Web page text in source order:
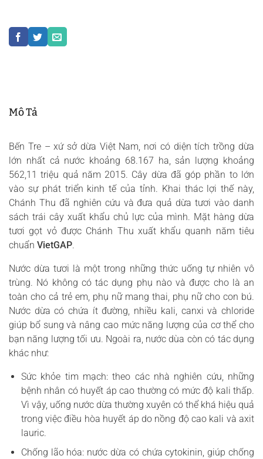
Mô Tả
Bến Tre – xứ sở dừa Việt Nam, nơi có diện tích trồng dừa
lớn nhất cả nước khoảng 68.167 ha, sản lượng khoảng
562,11 triệu quả năm 2015. Cây dừa đã góp phần to lớn
vào sự phát triển kinh tế của tỉnh. Khai thác lợi thế này,
Chánh Thu đã nghiên cứu và đưa quả dừa tươi vào danh
sách trái cây xuất khẩu chủ lực của mình. Mặt hàng dừa
tươi gọt vỏ được Chánh Thu xuất khẩu quanh năm tiêu
chuẩn VietGAP.
Nước dừa tươi là một trong những thức uống tự nhiên vô
trùng. Nó không có tác dụng phụ nào và được cho là an
toàn cho cả trẻ em, phụ nữ mang thai, phụ nữ cho con bú.
Nước dừa có chứa ít đường, nhiều kali, canxi và chloride
giúp bổ sung và nâng cao mức năng lượng của cơ thể cho
bạn năng lượng tối ưu. Ngoài ra, nước dùa còn có tác dụng
khác như:
Sức khỏe tim mạch: theo các nhà nghiên cứu, những
bệnh nhân có huyết áp cao thường có mức độ kali thấp.
Vì vậy, uống nước dừa thường xuyên có thể khá hiệu quả
trong việc điều hòa huyết áp do nồng độ cao kali và axit
lauric.
Chống lão hóa: nước dừa có chứa cytokinin, giúp chống